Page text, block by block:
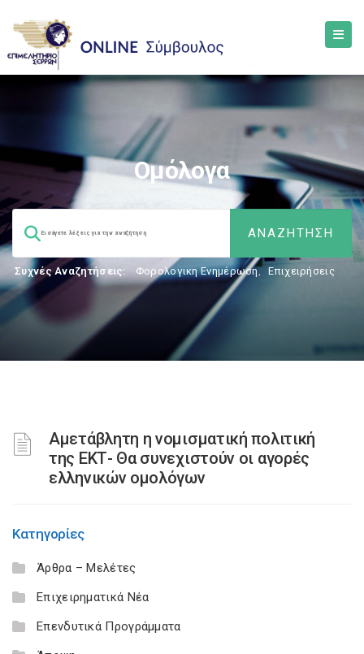
Ομόλογα
Συχνές Αναζητήσεις: Φορολογικη Ενημέρωση, Επιχειρήσεις
Αμετάβλητη η νομισματική πολιτική
της ΕΚΤ- Θα συνεχιστούν οι αγορές
ελληνικών ομολόγων
Κατηγορίες
Άρθρα – Μελέτες
Επιχειρηματικά Νέα
Επενδυτικά Προγράμματα